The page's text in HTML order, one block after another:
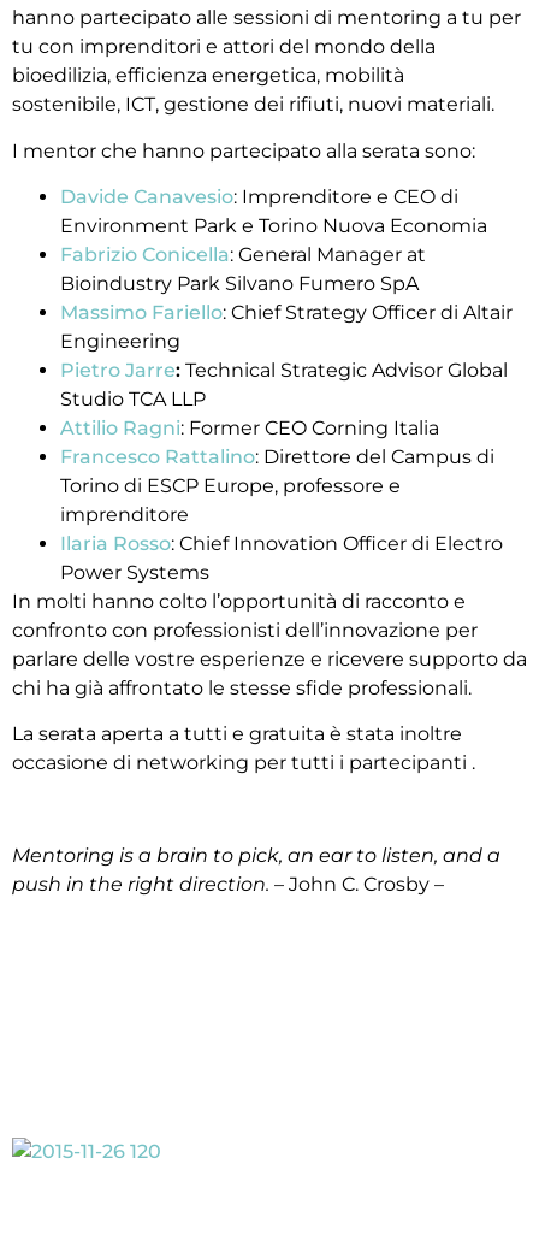
hanno partecipato alle sessioni di mentoring a tu per
tu con imprenditori e attori del mondo della
bioedilizia, efficienza energetica, mobilità
sostenibile, ICT, gestione dei rifiuti, nuovi materiali.
I mentor che hanno partecipato alla serata sono:
Davide Canavesio: Imprenditore e CEO di
Environment Park e Torino Nuova Economia
Fabrizio Conicella: General Manager at
Bioindustry Park Silvano Fumero SpA
Massimo Fariello: Chief Strategy Officer di Altair
Engineering
Pietro Jarre: Technical Strategic Advisor Global
Studio TCA LLP
Attilio Ragni: Former CEO Corning Italia
Francesco Rattalino: Direttore del Campus di
Torino di ESCP Europe, professore e
imprenditore
Ilaria Rosso: Chief Innovation Officer di Electro
Power Systems
In molti hanno colto l’opportunità di racconto e
confronto con professionisti dell’innovazione per
parlare delle vostre esperienze e ricevere supporto da
chi ha già affrontato le stesse sfide professionali.
La serata aperta a tutti e gratuita è stata inoltre
occasione di networking per tutti i partecipanti .
Mentoring is a brain to pick, an ear to listen, and a
push in the right direction. – John C. Crosby –